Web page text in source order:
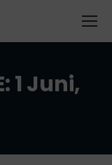
1 Juni,